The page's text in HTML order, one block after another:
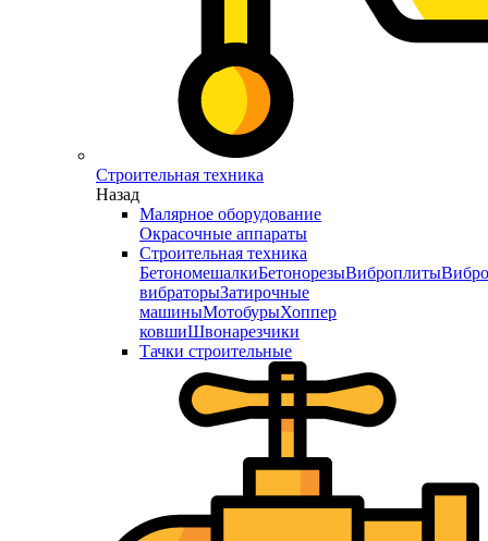
Строительная техника
Назад
Малярное оборудование
Окрасочные аппараты
Строительная техника
БетономешалкиБетонорезыВиброплиты
вибраторыЗатирочные
машиныМотобурыХоппер
ковшиШвонарезчики
Тачки строительные